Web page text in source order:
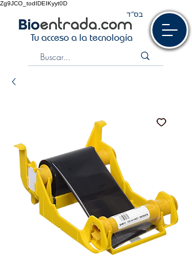
Zg9JCO_todIDEIKyyt0D
Tu acceso a la tecnología
בס“ד